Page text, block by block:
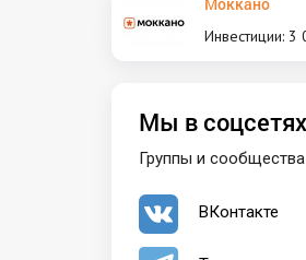
Инвестиции:
Мы в соцсетях
Группы и сообщества
ВКонтакте